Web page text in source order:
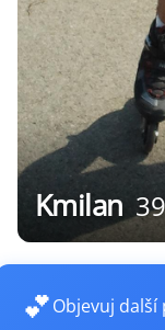
Kmilan 39
💕Objevuj další